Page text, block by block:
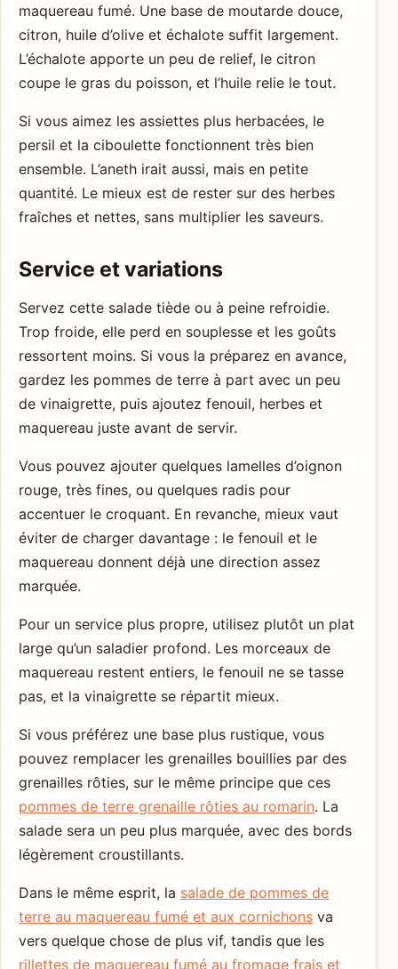
maquereau fumé. Une base de moutarde douce,
citron, huile d’olive et échalote suffit largement.
L’échalote apporte un peu de relief, le citron
coupe le gras du poisson, et l’huile relie le tout.
Si vous aimez les assiettes plus herbacées, le
persil et la ciboulette fonctionnent très bien
ensemble. L’aneth irait aussi, mais en petite
quantité. Le mieux est de rester sur des herbes
fraîches et nettes, sans multiplier les saveurs.
Service et variations
Servez cette salade tiède ou à peine refroidie.
Trop froide, elle perd en souplesse et les goûts
ressortent moins. Si vous la préparez en avance,
gardez les pommes de terre à part avec un peu
de vinaigrette, puis ajoutez fenouil, herbes et
maquereau juste avant de servir.
Vous pouvez ajouter quelques lamelles d’oignon
rouge, très fines, ou quelques radis pour
accentuer le croquant. En revanche, mieux vaut
éviter de charger davantage : le fenouil et le
maquereau donnent déjà une direction assez
marquée.
Pour un service plus propre, utilisez plutôt un plat
large qu’un saladier profond. Les morceaux de
maquereau restent entiers, le fenouil ne se tasse
pas, et la vinaigrette se répartit mieux.
Si vous préférez une base plus rustique, vous
pouvez remplacer les grenailles bouillies par des
grenailles rôties, sur le même principe que ces
pommes de terre grenaille rôties au romarin. La
salade sera un peu plus marquée, avec des bords
légèrement croustillants.
Dans le même esprit, la salade de pommes de
terre au maquereau fumé et aux cornichons va
vers quelque chose de plus vif, tandis que les
rillettes de maquereau fumé au fromage frais et